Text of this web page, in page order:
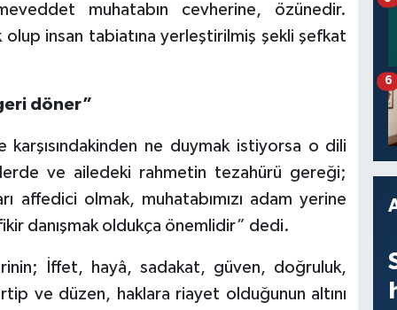
muhatabın cevherine, özünedir.
insan tabiatına yerleştirilmiş şekli şefkat
döner”
ne duymak istiyorsa o dili
ve ailedeki rahmetin tezahürü gereği;
affedici olmak, muhatabımızı adam yerine
danışmak oldukça önemlidir” dedi.
İffet, hayâ, sadakat, güven, doğruluk,
ve düzen, haklara riayet olduğunun altını
6